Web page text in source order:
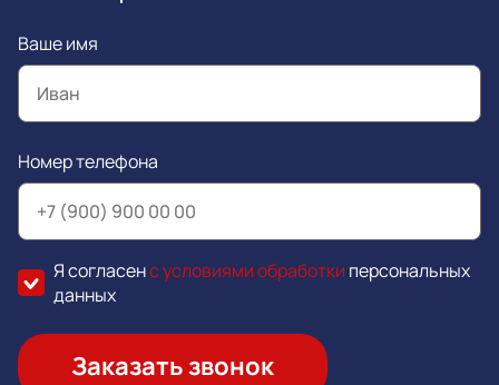
Ваше имя
Номер телефона
Я согласенс условиями обработки персональных
данных
Заказать звонок